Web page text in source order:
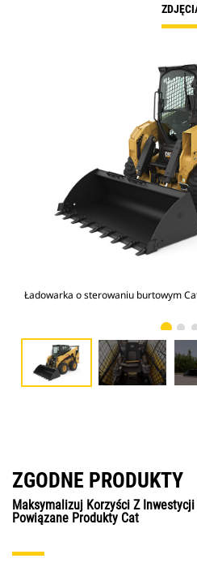
Ładowarka o sterowaniu burtowym
ZGODNE PRODUKTY
Maksymalizuj Korzyści Z
Powiązane Produkty Cat